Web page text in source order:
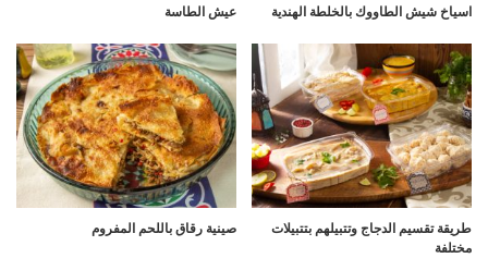
اسياخ شيش الطاووك بالخلطة الهندية عيش الطاسة
طريقة تقسيم الدجاج وتتبيلهم بتتبيلات
مختلفة
صينية رقاق باللحم المفروم